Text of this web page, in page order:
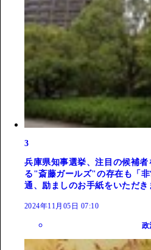
3
兵庫県知事選挙、注目の候補
る"斎藤ガールズ"の存在も「
通、励ましのお手紙をいただき
2024年11月05日 07:10
政